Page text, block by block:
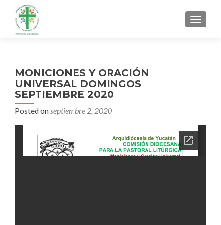
MENU
MONICIONES Y ORACIÓN
UNIVERSAL DOMINGOS
SEPTIEMBRE 2020
Posted onseptiembre 2, 2020